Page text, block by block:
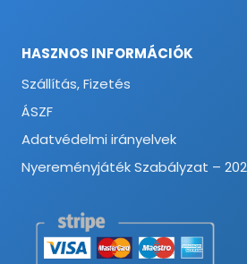
HASZNOS INFORMÁCIÓK
Szállítás, Fizetés
ÁSZF
Adatvédelmi irányelvek
Nyereményjáték Szabályzat –